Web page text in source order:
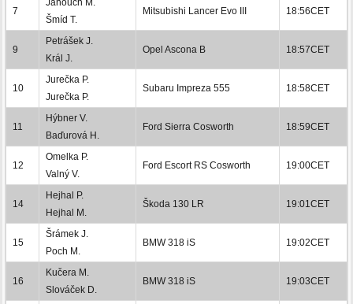
7
Janouch M.
Šmíd T.
Mitsubishi Lancer Evo III 18:56CET
9
Petrášek J.
Král J.
Opel Ascona B 18:57CET
10
Jurečka P.
Jurečka P.
Subaru Impreza 555 18:58CET
11
Hýbner V.
Baďurová H.
Ford Sierra Cosworth 18:59CET
12
Omelka P.
Valný V.
Ford Escort RS Cosworth 19:00CET
14
Hejhal P.
Hejhal M.
Škoda 130 LR 19:01CET
15
Šrámek J.
Poch M.
BMW 318 iS 19:02CET
16
Kučera M.
Slováček D.
BMW 318 iS 19:03CET